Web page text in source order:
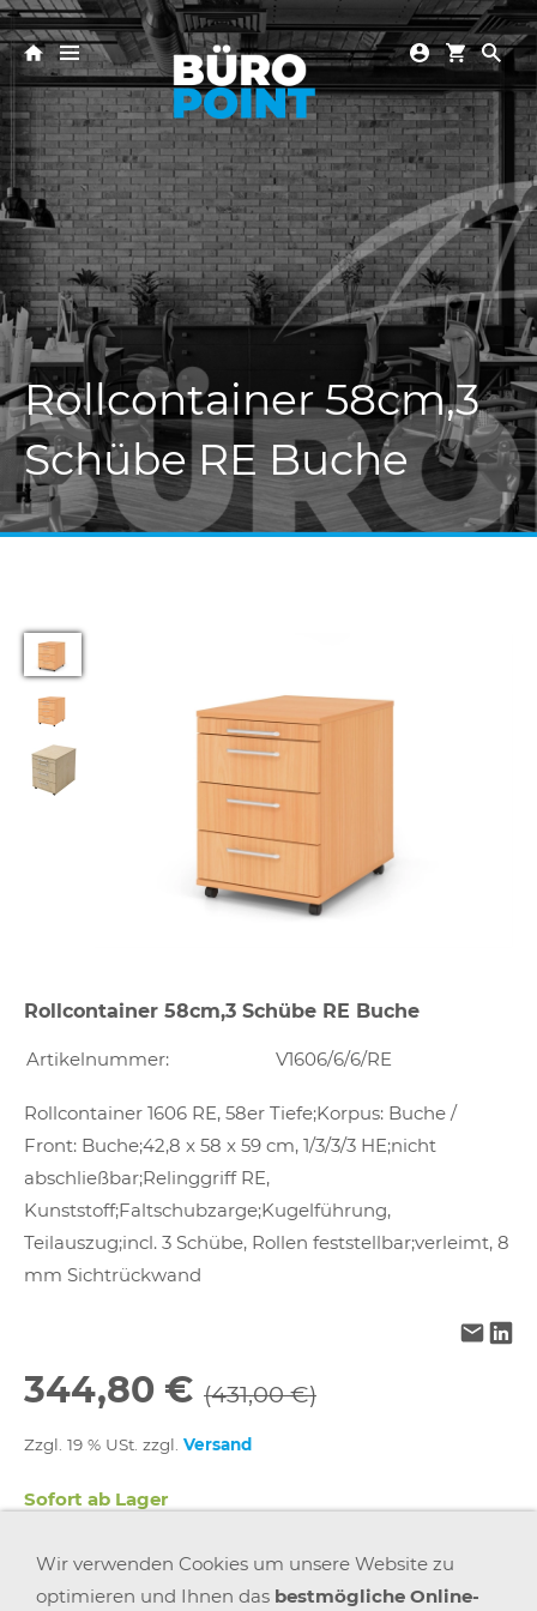
Rollcontainer 58cm,3
Schübe RE Buche
Rollcontainer 58cm,3 Schübe RE Buche
Artikelnummer: V1606/6/6/RE
Rollcontainer 1606 RE, 58er Tiefe;Korpus: Buche /
Front: Buche;42,8 x 58 x 59 cm, 1/3/3/3 HE;nicht
abschließbar;Relinggriff RE,
Kunststoff;Faltschubzarge;Kugelführung,
Teilauszug;incl. 3 Schübe, Rollen feststellbar;verleimt, 8
mm Sichtrückwand
344,80 € (431,00 €)
Zzgl. 19 % USt. zzgl. Versand
Sofort ab Lager
Wir verwenden Cookies um unsere Website zu
optimieren und Ihnen das bestmögliche Online-